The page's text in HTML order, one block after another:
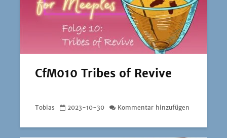
CfM010 Tribes of Revive
Tobias 2023-10-30 Kommentar hinzufügen